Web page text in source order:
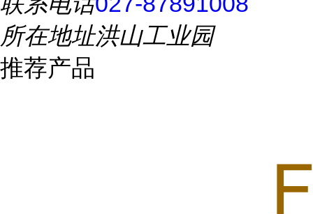
所在地址洪山工业园
推荐产品